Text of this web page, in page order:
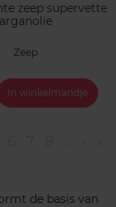
zeep supervette
arganolie
Zeep
In winkelmandje
de basis van